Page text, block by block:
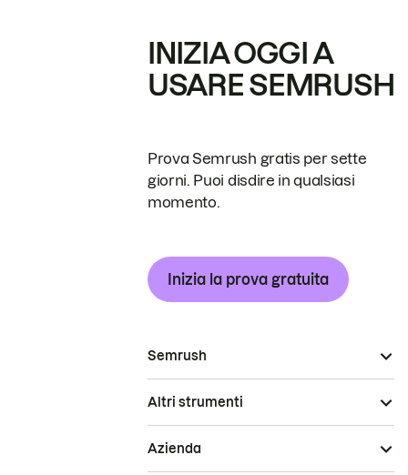
INIZIA OGGI A
USARE SEMRUSH
Prova Semrush gratis per sette
giorni. Puoi disdire in qualsiasi
momento.
Inizia la prova gratuita
Semrush
Altri strumenti
Azienda